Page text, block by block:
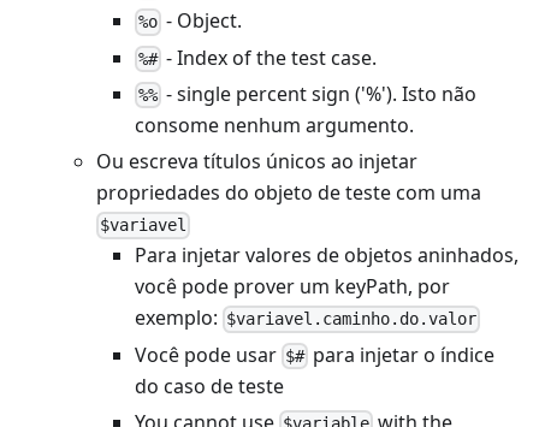
%o - Object.
%# - Index of the test case.
%% - single percent sign ('%'). Isto não
consome nenhum argumento.
Ou escreva títulos únicos ao injetar
propriedades do objeto de teste com uma
$variavel
Para injetar valores de objetos aninhados,
você pode prover um keyPath, por
exemplo: $variavel.caminho.do.valor
Você pode usar $# para injetar o índice
do caso de teste